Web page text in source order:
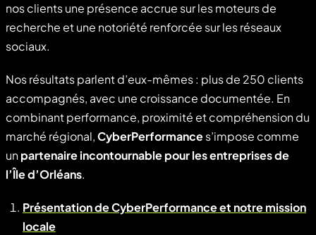
nos clients une présence accrue sur les moteurs de
recherche et une notoriété renforcée sur les réseaux
sociaux.
Nos résultats parlent d’eux-mêmes : plus de 250 clients
accompagnés, avec une croissance documentée. En
combinant performance, proximité et compréhension du
marché régional,CyberPerformances’impose comme
unpartenaire incontournable pour les entreprises de
l’Île d’Orléans.
Présentation de CyberPerformance et notre mission
locale